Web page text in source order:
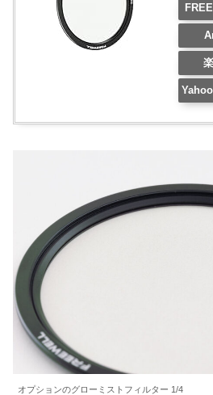
オプションのグローミストフィルター 1/4